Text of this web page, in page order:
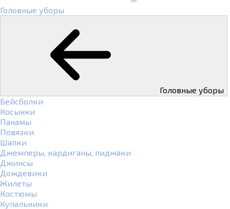
Головные уборы
Головные уборы
Бейсболки
Косынки
Панамы
Повязки
Шапки
Джемперы, кардиганы, пиджаки
Джинсы
Дождевики
Жилеты
Костюмы
Купальники